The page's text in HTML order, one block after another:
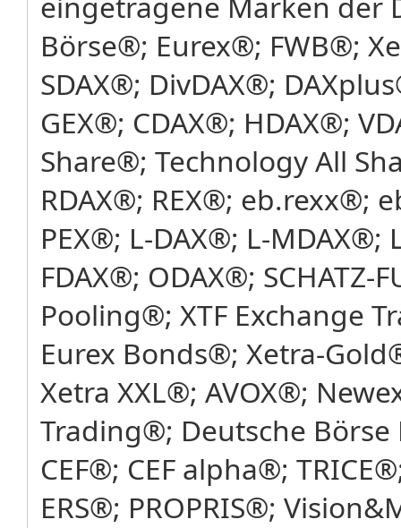
Börse®; Eurex®; FWB®;
SDAX®; DivDAX®;
GEX®; CDAX®; HDAX®;
Share®; Technology All
RDAX®; REX®; eb.rexx®;
PEX®; L-DAX®; L-MDAX®;
FDAX®; ODAX®; SCHATZ-
Pooling®; XTF Exchange
Eurex Bonds®; Xetra-
Xetra XXL®; AVOX®;
Trading®; Deutsche
CEF®; CEF alpha®;
ERS®; PROPRIS®;